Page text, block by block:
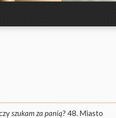
szukam za panią? 48. Miasto